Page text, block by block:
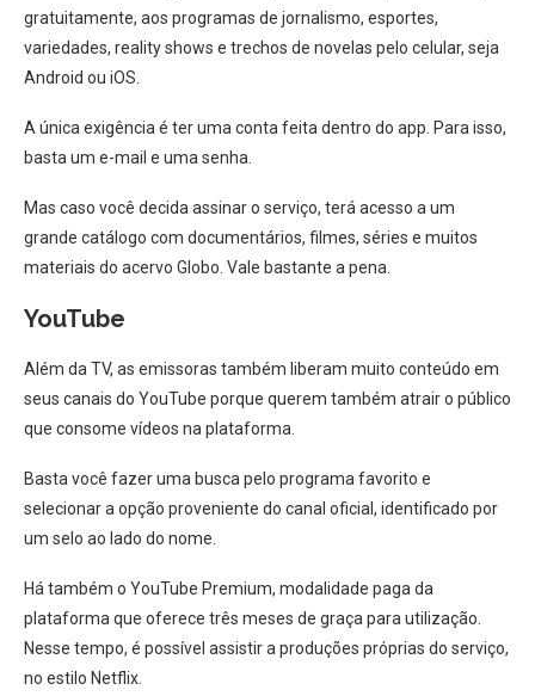
gratuitamente, aos programas de jornalismo, esportes,
variedades, reality shows e trechos de novelas pelo celular, seja
Android ou iOS.
A única exigência é ter uma conta feita dentro do app. Para isso,
basta um e-mail e uma senha.
Mas caso você decida assinar o serviço, terá acesso a um
grande catálogo com documentários, filmes, séries e muitos
materiais do acervo Globo. Vale bastante a pena.
YouTube
Além da TV, as emissoras também liberam muito conteúdo em
seus canais do YouTube porque querem também atrair o público
que consome vídeos na plataforma.
Basta você fazer uma busca pelo programa favorito e
selecionar a opção proveniente do canal oficial, identificado por
um selo ao lado do nome.
Há também o YouTube Premium, modalidade paga da
plataforma que oferece três meses de graça para utilização.
Nesse tempo, é possível assistir a produções próprias do serviço,
no estilo Netflix.